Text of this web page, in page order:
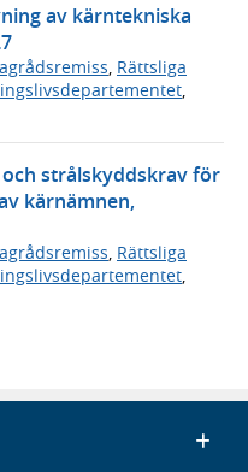
av kärntekniska
Rättsliga
strålskyddskrav för
kärnämnen,
, Rättsliga
,